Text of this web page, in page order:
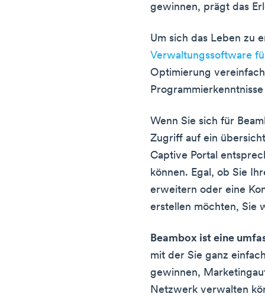
gewinnen, prägt das
Um sich das Leben zu
Verwaltungssoftware
Optimierung
Wenn Sie sich für
Zugriff auf ein
Captive Portal
können. Egal, ob Sie
erweitern oder eine
erstellen möchten, Sie
Beambox ist eine
mit der Sie ganz
gewinnen,
Netzwerk verwalten